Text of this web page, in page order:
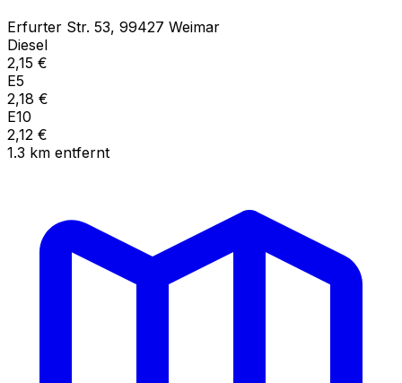
Erfurter Str. 53, 99427 Weimar
Diesel
2,15 €
E5
2,18 €
E10
2,12 €
1.3 km entfernt